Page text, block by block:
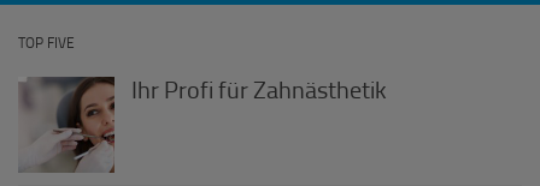
TOP FIVE
Ihr Profi für Zahnästhetik